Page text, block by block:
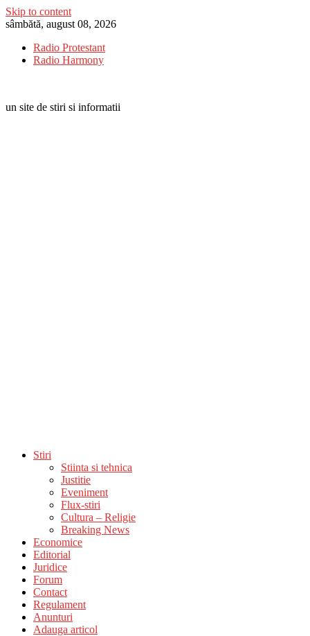
Skip to content
sâmbătă, august 08, 2026
Radio Protestant
Radio Harmony
un site de stiri si informatii
Stiri
Stiinta si tehnica
Justitie
Eveniment
Flux-stiri
Cultura – Religie
Breaking News
Economice
Editorial
Juridice
Forum
Contact
Regulament
Anunturi
Adauga articol